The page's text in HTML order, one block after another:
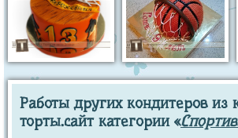
Работы других кондитеров из
торты.сайт категории «